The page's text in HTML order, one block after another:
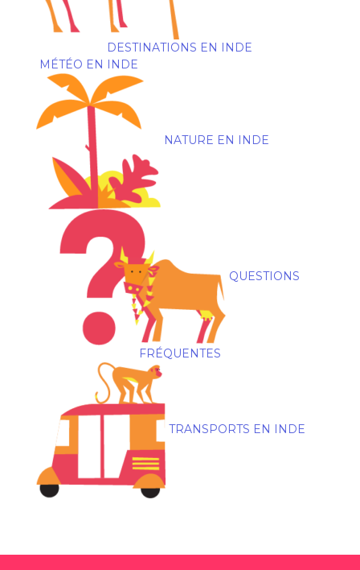
DESTINATIONS EN INDE
MÉTÉO EN INDE
NATURE EN INDE
QUESTIONS
FRÉQUENTES
TRANSPORTS EN INDE